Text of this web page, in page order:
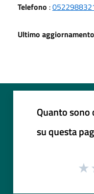
Telefono :
Ultimo aggiornamento
Quanto
su questa